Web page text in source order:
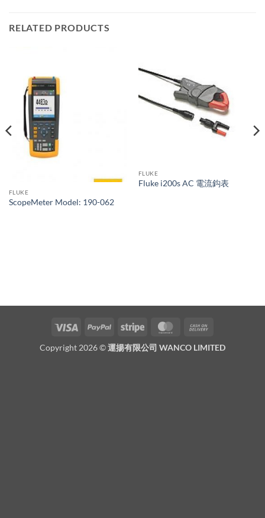
RELATED PRODUCTS
FLUKE
ScopeMeter Model: 190-062
FLUKE
Fluke i200s AC 電流鈎表
Visa PayPal Stripe MasterCard
Delivery
Copyright 2026 ©運揚有限公司 WANCO LIMITED